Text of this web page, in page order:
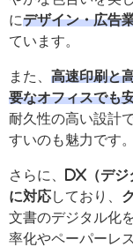
にデザイン・広告
ています。
また、 高速印刷と
要なオフィスでも
耐久性の高い設計
すいのも魅力です。
さらに、
DX（デジ
に対応しており、
文書のデジタル化
率化やペーパーレ